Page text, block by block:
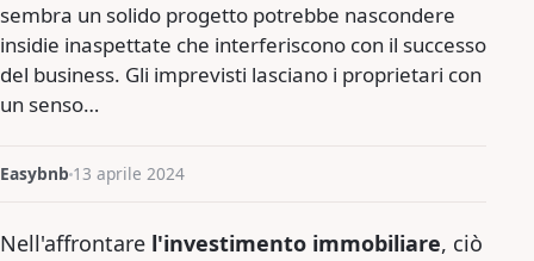
sembra un solido progetto potrebbe nascondere
insidie inaspettate che interferiscono con il successo
del business. Gli imprevisti lasciano i proprietari con
un senso…
Easybnb 13 aprile 2024
Nell'affrontare l'investimento immobiliare, ciò